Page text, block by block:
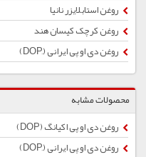
روغن استابلایزر نانیا
روغن کرچک کیسان هند
روغن دی او پی ایرانی (ِDOP)
محصولات مشابه
روغن دی او پی اکیانگ (DOP)
روغن دی او پی ایرانی (ِDOP)